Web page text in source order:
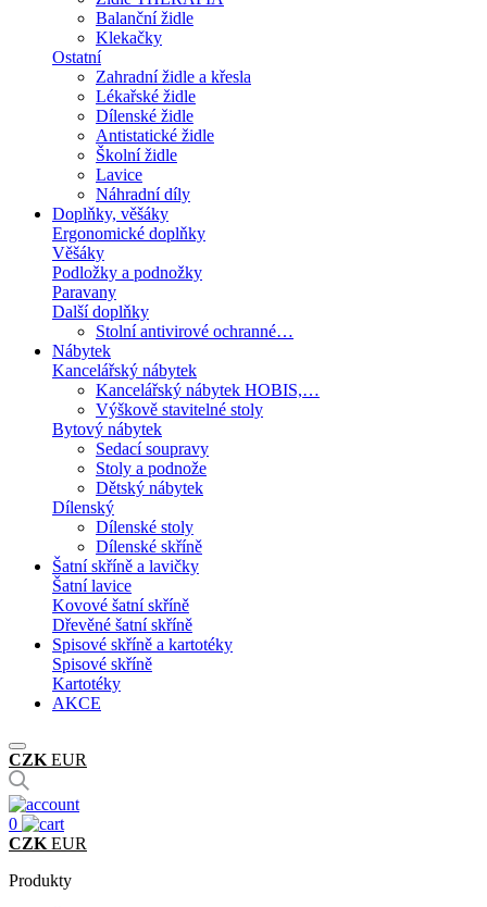
Balanční židle
Klekačky
Ostatní
Zahradní židle a křesla
Lékařské židle
Dílenské židle
Antistatické židle
Školní židle
Lavice
Náhradní díly
Doplňky, věšáky
Ergonomické doplňky
Věšáky
Podložky a podnožky
Paravany
Další doplňky
Stolní antivirové ochranné…
Nábytek
Kancelářský nábytek
Kancelářský nábytek HOBIS,…
Výškově stavitelné stoly
Bytový nábytek
Sedací soupravy
Stoly a podnože
Dětský nábytek
Dílenský
Dílenské stoly
Dílenské skříně
Šatní skříně a lavičky
Šatní lavice
Kovové šatní skříně
Dřevěné šatní skříně
Spisové skříně a kartotéky
Spisové skříně
Kartotéky
AKCE
CZK EUR
0
CZK EUR
Produkty